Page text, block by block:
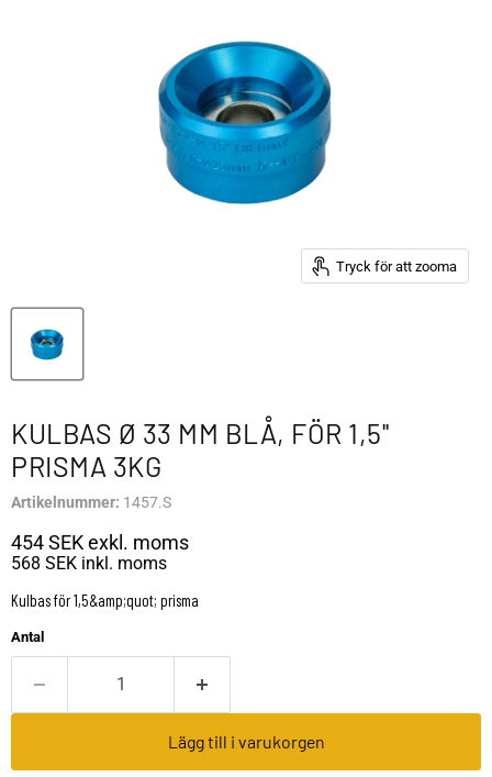
Tryck för att zooma
KULBAS Ø 33 MM BLÅ, FÖR 1,5''
PRISMA 3KG
Artikelnummer: 1457.S
454 SEKexkl. moms
568 SEK inkl. moms
Kulbas för 1,5&amp;quot; prisma
Antal
Lägg till i varukorgen